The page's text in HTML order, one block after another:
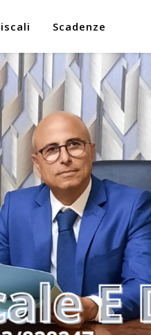
Scadenze